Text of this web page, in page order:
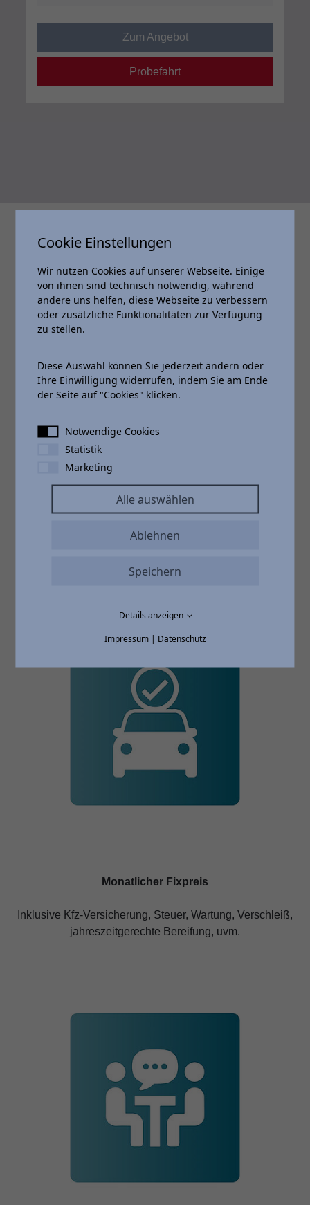
Zum Angebot
Probefahrt
Dein Abo
Kurze Vertragslaufzeiten von 6, 12, 18 oder 24 Monaten.
Monatlicher Fixpreis
Inklusive Kfz-Versicherung, Steuer, Wartung, Verschleiß,
jahreszeitgerechte Bereifung, uvm.
Cookie Einstellungen
Wir nutzen Cookies auf unserer Webseite. Einige
von ihnen sind technisch notwendig, während
andere uns helfen, diese Webseite zu verbessern
oder zusätzliche Funktionalitäten zur Verfügung
zu stellen.
Diese Auswahl können Sie jederzeit ändern oder
Ihre Einwilligung widerrufen, indem Sie am Ende
der Seite auf "Cookies" klicken.
Notwendige Cookies
Statistik
Marketing
Alle auswählen
Ablehnen
Speichern
Details anzeigen
Impressum| Datenschutz